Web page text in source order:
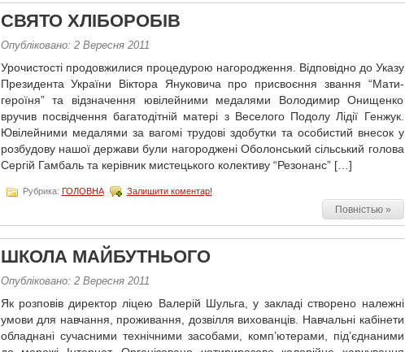
СВЯТО ХЛІБОРОБІВ
Опубліковано: 2 Вересня 2011
Урочистості продовжилися процедурою нагородження. Відповідно до Указу
Президента України Віктора Януковича про присвоєння звання “Мати-
героїня” та відзначення ювілейними медалями Володимир Онищенко
вручив посвідчення багатодітній матері з Веселого Подолу Лідії Генжук.
Ювілейними медалями за вагомі трудові здобутки та особистий внесок у
розбудову нашої держави були нагороджені Оболонський сільський голова
Сергій Гамбаль та керівник мистецького колективу “Резонанс” […]
Рубрика: ГОЛОВНА Залишити коментар!
Повністью »
ШКОЛА МАЙБУТНЬОГО
Опубліковано: 2 Вересня 2011
Як розповів директор ліцею Валерій Шульга, у закладі створено належні
умови для навчання, проживання, дозвілля вихованців. Навчальні кабінети
обладнані сучасними технічними засобами, комп’ютерами, під’єднаними